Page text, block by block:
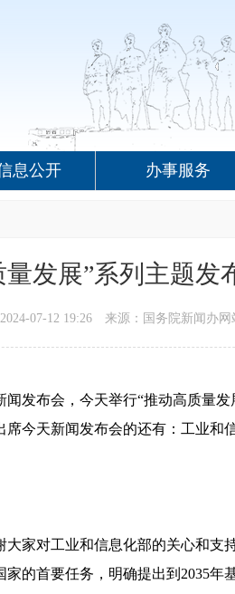
息公开 办事服务
发展”系列主题发
2024-07-12 19:26 来源：国务院新闻办网
发布会，今天举行“推动高质量
今天新闻发布会的还有：工业和
家对工业和信息化部的关心和支持
的首要任务，明确提出到2035